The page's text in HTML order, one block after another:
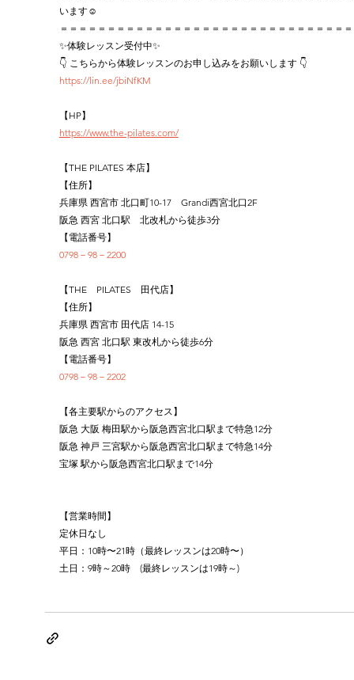
います☺️
＝＝＝＝＝＝＝＝＝＝＝＝＝＝＝＝＝＝＝＝＝＝＝＝＝＝＝＝＝＝
✨体験レッスン受付中✨
👇 こちらから体験レッスンのお申し込みをお願いします 👇
https://lin.ee/jbiNfKM
【HP】
https://www.the-pilates.com/
【THE PILATES 本店】
【住所】
兵庫県 西宮市 北口町10-17　Grandi西宮北口2F
阪急 西宮 北口駅　北改札から徒歩3分
【電話番号】
0798－98－2200
【THE　PILATES　田代店】
【住所】
兵庫県 西宮市 田代店 14-15
阪急 西宮 北口駅 東改札から徒歩6分
【電話番号】
0798－98－2202
【各主要駅からのアクセス】
阪急 大阪 梅田駅から阪急西宮北口駅まで特急12分
阪急 神戸 三宮駅から阪急西宮北口駅まで特急14分
宝塚 駅から阪急西宮北口駅まで14分
【営業時間】
定休日なし
平日：10時〜21時（最終レッスンは20時〜）
土日：9時～20時　(最終レッスンは19時～)